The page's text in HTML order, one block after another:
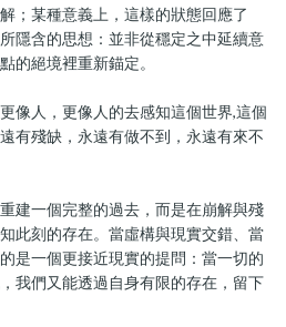
；某種意義上，這樣的狀態回應了
隱含的思想：並非從穩定之中延續意
的絕境裡重新錨定。
像人，更像人的去感知這個世界,這個
有殘缺，永遠有做不到，永遠有來不
建一個完整的過去，而是在崩解與殘
此刻的存在。當虛構與現實交錯、當
是一個更接近現實的提問：當一切的
我們又能透過自身有限的存在，留下